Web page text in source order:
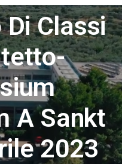
Di Classi
A Sankt
2023